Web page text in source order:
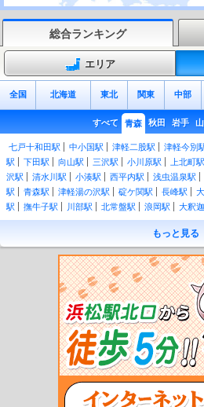
総合ランキング
エリア
全国 北海道 東北 関東 中部
すべて 青森 秋田 岩手
七戸十和田駅 中小国駅 津軽二股駅 津軽今別
駅
下田駅 向山駅 三沢駅 小川原駅 上北町駅
沢駅
清水川駅 小湊駅 西平内駅 浅虫温泉駅
駅
青森駅 津軽湯の沢駅 碇ケ関駅 長峰駅
駅
撫牛子駅 川部駅 北常盤駅 浪岡駅 大釈
駅
北野辺地駅 有戸駅 吹越駅 陸奥横浜駅
白神岳登山口駅 松
辺駅
ウェスパ椿山駅 艫作駅 横磯駅 深浦駅
千畳敷駅 北金ケ沢駅 陸奥柳田駅
陸奥森田駅 中田駅 木造駅 五所川原
林崎駅 藤崎駅 油川駅 津軽宮田
郷沢駅 瀬辺地駅 蟹田駅 大平駅
長苗代駅 本八戸駅 小中野駅 陸奥湊駅
種差海岸駅 大久喜駅 金浜駅 大
毘沙門駅 嘉瀬駅 金木駅 芦野公
弘前東高前駅 運動公園前駅 新里
尾上高校前駅 田舎館駅 境松駅
石川駅 義塾高校前駅 津軽大沢駅 松
もっと見る